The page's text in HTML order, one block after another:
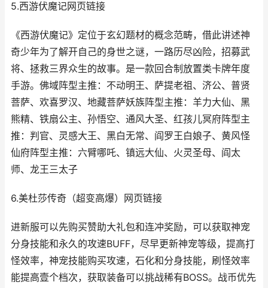
5.西游伏魔记网页链接
《西游伏魔记》定位于玄幻题材的概念范畴，借此讲述神
奇少年为了解开自己的身世之谜，一路历尽凶险，招募武
将、拯救三界众生的故事。是一款回合制放置类卡牌年度
手游。佛域阵型主推：不动明王、萨提老祖、济公、普贤
菩萨、欢喜罗汉、地藏菩萨妖族阵型主推：羊力大仙、黑
熊精、铁扇公主、孙悟空、通风大圣、红孩儿冥府阵型主
推：判官、灵感大王、黑白无常、阎罗王白娘子、黄风怪
仙府阵型主推：六臂哪吒、镇远大仙、火灵圣母、阎太
师、龙王三太子
6.美杜莎传奇（超变高爆）网页链接
进新服可以先购买赞助大礼包和连冲奖励，可以获取神宠
分身技能和永久的攻速BUFF，尽早更新神宠等级，提高打
怪效率，神宠技能购买攻速，石化和分身技能，刷怪效率
能提高壹个档次，获取装备可以挑战稀有BOSS。战币优先